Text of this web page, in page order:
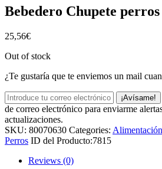
Bebedero Chupete perros
25,56€
Out of stock
¿Te gustaría que te enviemos un mail
¡Avísame!
de correo electrónico para enviarme
actualizaciones.
SKU: 80070630 Categories: Alimentación
Perros ID del Producto:7815
Reviews (0)